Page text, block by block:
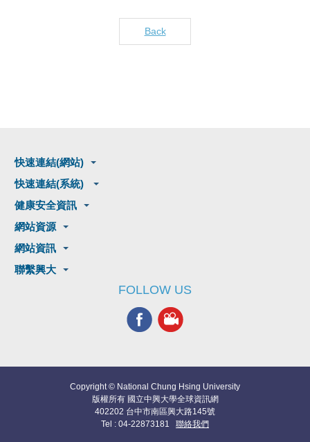
Back
快速連結(網站)
快速連結(系統)
健康安全資訊
網站資源
網站資訊
聯繫興大
FOLLOW US
Copyright © National Chung Hsing University
版權所有 國立中興大學全球資訊網
402202 台中市南區興大路145號
Tel : 04-22873181 聯絡我們